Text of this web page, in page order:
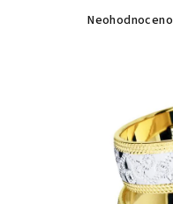
Průměrné
hvězdiček.
Neohodnoceno